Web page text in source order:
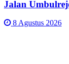
Jalan
8 Agustus 2026